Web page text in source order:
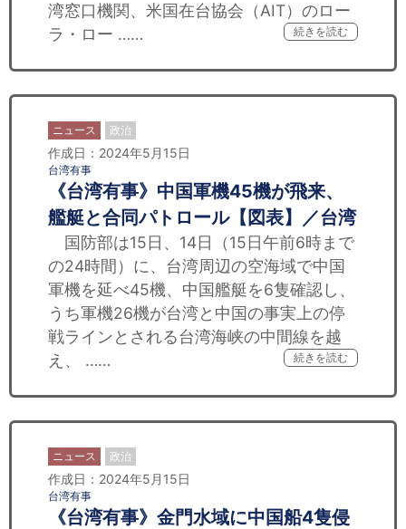
湾窓口機関、米国在台協会（AIT）のロー
ラ・ロー ……
続きを読む
ニュース 政治
作成日：2024年5月15日
台湾有事
《台湾有事》中国軍機45機が飛来、
艦艇と合同パトロール【図表】／台湾
国防部は15日、14日（15日午前6時まで
の24時間）に、台湾周辺の空海域で中国
軍機を延べ45機、中国艦艇を6隻確認し、
うち軍機26機が台湾と中国の事実上の停
戦ラインとされる台湾海峡の中間線を越
え、 ……
続きを読む
ニュース 政治
作成日：2024年5月15日
台湾有事
《台湾有事》金門水域に中国船4隻侵